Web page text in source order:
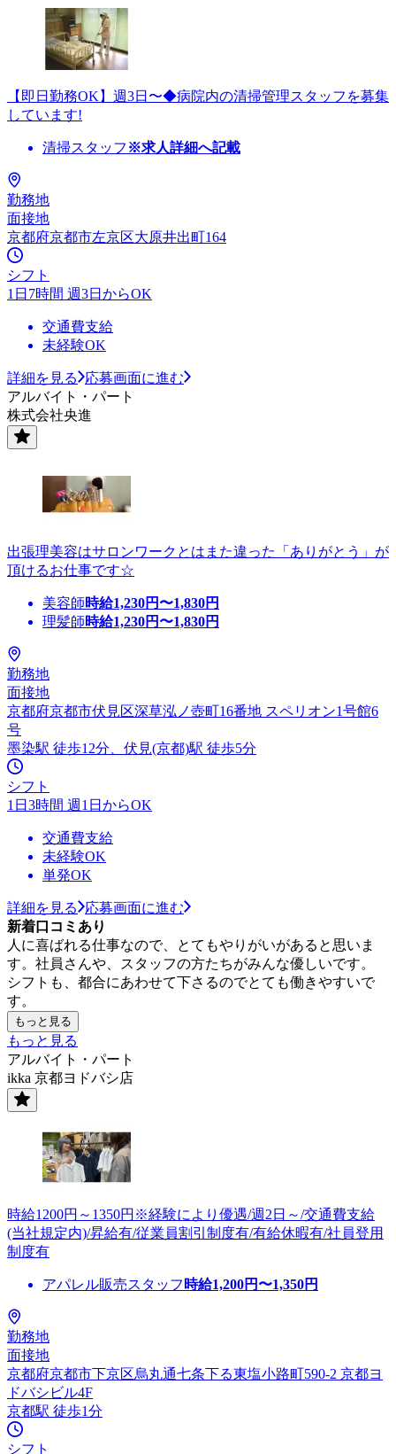
【即日勤務OK】週3日〜◆病院内の清掃管理スタッフを募集
しています!
清掃スタッフ ※求人詳細へ記載
勤務地
面接地
京都府京都市左京区大原井出町164
シフト
1日7時間 週3日からOK
交通費支給
未経験OK
詳細を見る
応募画面に進む
アルバイト・パート
株式会社央進
出張理美容はサロンワークとはまた違った「ありがとう」が
頂けるお仕事です☆
美容師時給1,230円〜1,830円
理髪師時給1,230円〜1,830円
勤務地
面接地
京都府京都市伏見区深草泓ノ壺町16番地 スペリオン1号館6
号
墨染駅 徒歩12分、伏見(京都)駅 徒歩5分
シフト
1日3時間 週1日からOK
交通費支給
未経験OK
単発OK
詳細を見る
応募画面に進む
新着口コミあり
人に喜ばれる仕事なので、とてもやりがいがあると思いま
す。社員さんや、スタッフの方たちがみんな優しいです。
シフトも、都合にあわせて下さるのでとても働きやすいで
す。
もっと見る
もっと見る
アルバイト・パート
ikka 京都ヨドバシ店
時給1200円～1350円※経験により優遇/週2日～/交通費支給
(当社規定内)/昇給有/従業員割引制度有/有給休暇有/社員登用
制度有
アパレル販売スタッフ 時給1,200円〜1,350円
勤務地
面接地
京都府京都市下京区烏丸通七条下る東塩小路町590-2 京都ヨ
ドバシビル4F
京都駅 徒歩1分
シフト